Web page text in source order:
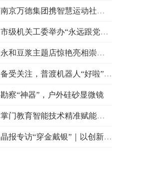
南京万德集团携智慧运动社区解决方案精彩亮相2021体博会
市级机关工委举办“永远跟党走，建功新时代”庆祝建党百
永和豆浆主题店惊艳亮相崇明花博会，成新晋网红打卡地
备受关注，普渡机器人“好啦”亮相2021中国连锁餐饮峰会
勘察“神器”，户外硅砂显微镜
掌门教育智能技术精准赋能个性化教学 品质课程助力信息
晶报专访“穿金戴银”｜以创新突破界限，创造无限可能